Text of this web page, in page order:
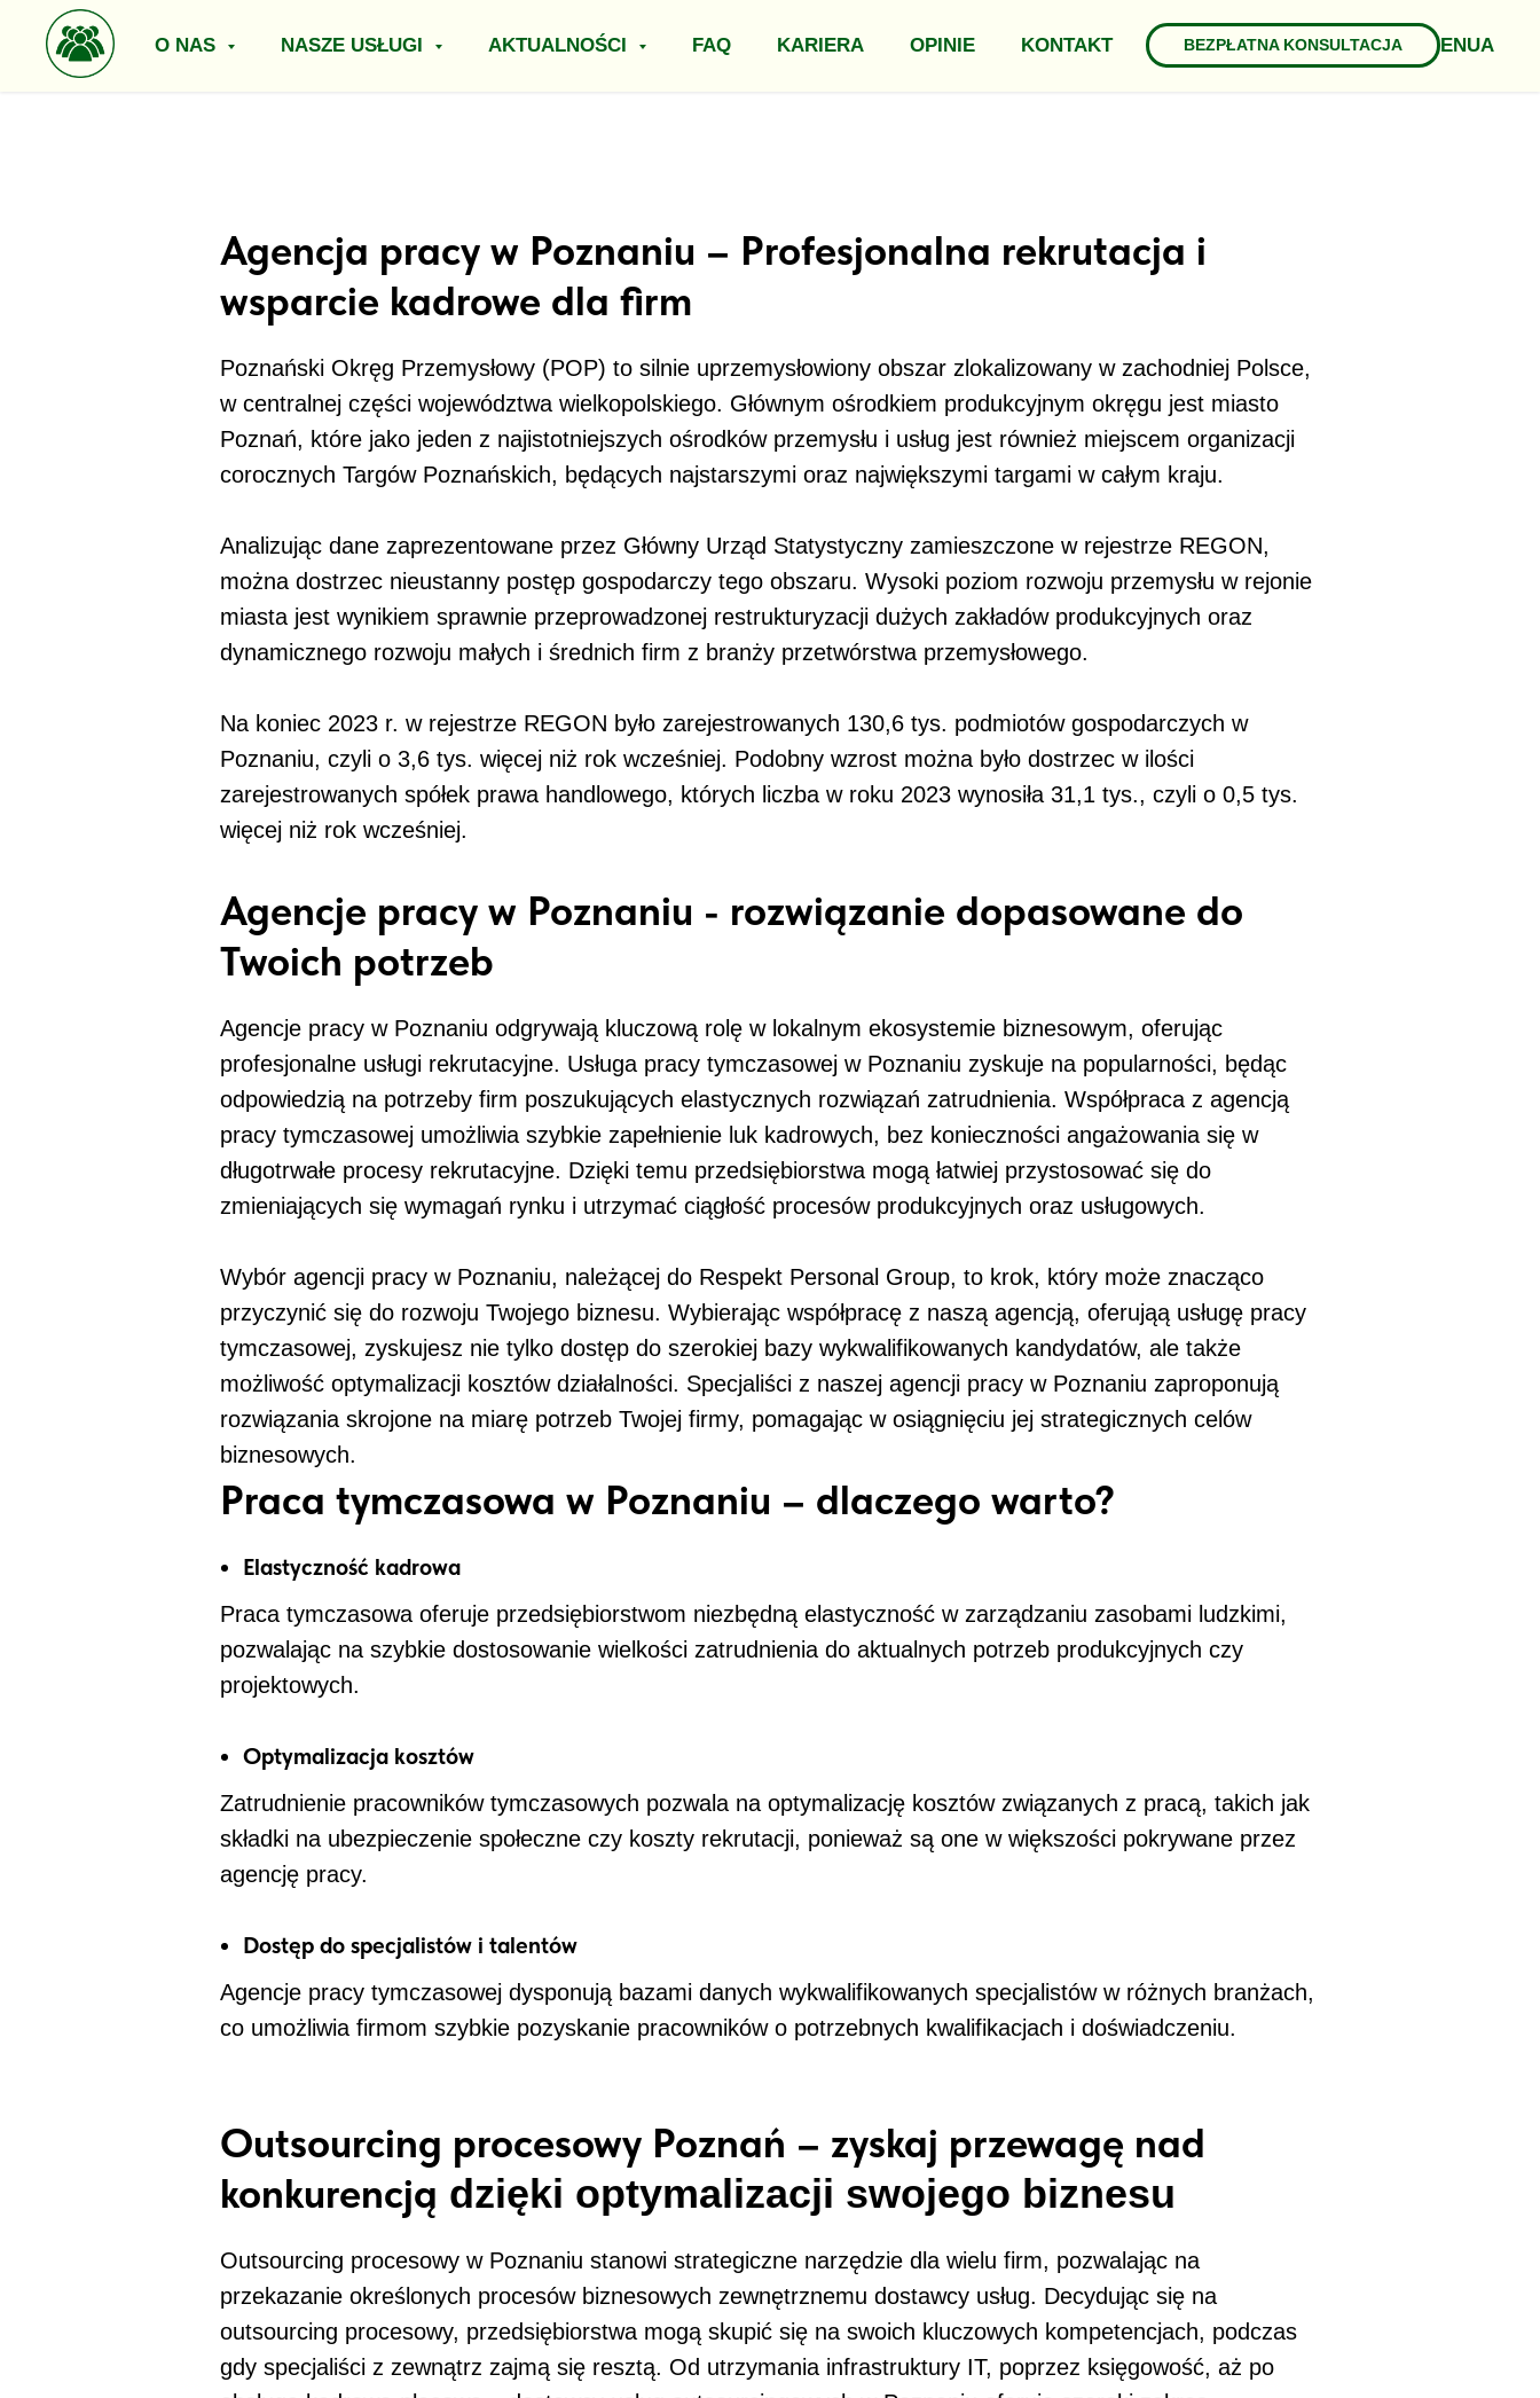
O NAS NASZE USŁUGI AKTUALNOŚCI FAQ KARIERA OPINIE KONTAKT BEZPŁATNA KONSULTACJA ENUA
Agencja pracy w Poznaniu – Profesjonalna rekrutacja i
wsparcie kadrowe dla firm
Poznański Okręg Przemysłowy (POP) to silnie uprzemysłowiony obszar zlokalizowany w zachodniej Polsce,
w centralnej części województwa wielkopolskiego. Głównym ośrodkiem produkcyjnym okręgu jest miasto
Poznań, które jako jeden z najistotniejszych ośrodków przemysłu i usług jest również miejscem organizacji
corocznych Targów Poznańskich, będących najstarszymi oraz największymi targami w całym kraju.
Analizując dane zaprezentowane przez Główny Urząd Statystyczny zamieszczone w rejestrze REGON,
można dostrzec nieustanny postęp gospodarczy tego obszaru. Wysoki poziom rozwoju przemysłu w rejonie
miasta jest wynikiem sprawnie przeprowadzonej restrukturyzacji dużych zakładów produkcyjnych oraz
dynamicznego rozwoju małych i średnich firm z branży przetwórstwa przemysłowego.
Na koniec 2023 r. w rejestrze REGON było zarejestrowanych 130,6 tys. podmiotów gospodarczych w
Poznaniu, czyli o 3,6 tys. więcej niż rok wcześniej. Podobny wzrost można było dostrzec w ilości
zarejestrowanych spółek prawa handlowego, których liczba w roku 2023 wynosiła 31,1 tys., czyli o 0,5 tys.
więcej niż rok wcześniej.
Agencje pracy w Poznaniu - rozwiązanie dopasowane do
Twoich potrzeb
Agencje pracy w Poznaniu odgrywają kluczową rolę w lokalnym ekosystemie biznesowym, oferując
profesjonalne usługi rekrutacyjne. Usługa pracy tymczasowej w Poznaniu zyskuje na popularności, będąc
odpowiedzią na potrzeby firm poszukujących elastycznych rozwiązań zatrudnienia. Współpraca z agencją
pracy tymczasowej umożliwia szybkie zapełnienie luk kadrowych, bez konieczności angażowania się w
długotrwałe procesy rekrutacyjne. Dzięki temu przedsiębiorstwa mogą łatwiej przystosować się do
zmieniających się wymagań rynku i utrzymać ciągłość procesów produkcyjnych oraz usługowych.
Wybór agencji pracy w Poznaniu, należącej do Respekt Personal Group, to krok, który może znacząco
przyczynić się do rozwoju Twojego biznesu. Wybierając współpracę z naszą agencją, oferująą usługę pracy
tymczasowej, zyskujesz nie tylko dostęp do szerokiej bazy wykwalifikowanych kandydatów, ale także
możliwość optymalizacji kosztów działalności. Specjaliści z naszej agencji pracy w Poznaniu zaproponują
rozwiązania skrojone na miarę potrzeb Twojej firmy, pomagając w osiągnięciu jej strategicznych celów
biznesowych.
Praca tymczasowa w Poznaniu – dlaczego warto?
Elastyczność kadrowa
Praca tymczasowa oferuje przedsiębiorstwom niezbędną elastyczność w zarządzaniu zasobami ludzkimi,
pozwalając na szybkie dostosowanie wielkości zatrudnienia do aktualnych potrzeb produkcyjnych czy
projektowych.
Optymalizacja kosztów
Zatrudnienie pracowników tymczasowych pozwala na optymalizację kosztów związanych z pracą, takich jak
składki na ubezpieczenie społeczne czy koszty rekrutacji, ponieważ są one w większości pokrywane przez
agencję pracy.
Dostęp do specjalistów i talentów
Agencje pracy tymczasowej dysponują bazami danych wykwalifikowanych specjalistów w różnych branżach,
co umożliwia firmom szybkie pozyskanie pracowników o potrzebnych kwalifikacjach i doświadczeniu.
Outsourcing procesowy Poznań – zyskaj przewagę nad
konkurencją dzięki optymalizacji swojego biznesu
Outsourcing procesowy w Poznaniu stanowi strategiczne narzędzie dla wielu firm, pozwalając na
przekazanie określonych procesów biznesowych zewnętrznemu dostawcy usług. Decydując się na
outsourcing procesowy, przedsiębiorstwa mogą skupić się na swoich kluczowych kompetencjach, podczas
gdy specjaliści z zewnątrz zajmą się resztą. Od utrzymania infrastruktury IT, poprzez księgowość, aż po